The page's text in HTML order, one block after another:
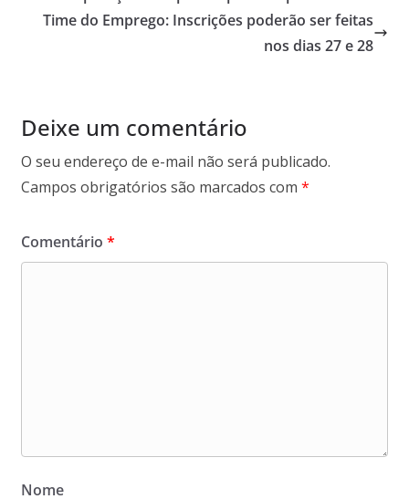
Time do Emprego: Inscrições poderão ser feitas
nos dias 27 e 28
Deixe um comentário
O seu endereço de e-mail não será publicado.
Campos obrigatórios são marcados com *
Comentário *
Nome